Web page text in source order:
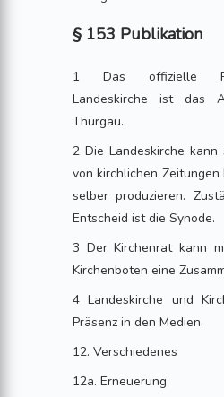
§ 153 Publikation
1 Das offizielle
Landeskirche ist das
Thurgau.
2 Die Landeskirche
von kirchlichen
selber produzieren.
Entscheid ist die Synode.
3 Der Kirchenrat kann
Kirchenboten eine
4 Landeskirche und
Präsenz in den Medien.
12. Verschiedenes
12a. Erneuerung